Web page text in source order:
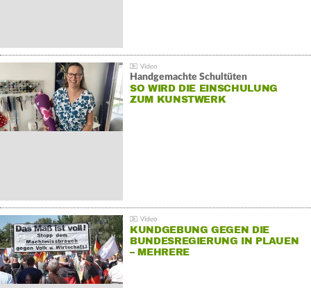
Handgemachte Schultüten
SO WIRD DIE EINSCHULUNG
ZUM KUNSTWERK
KUNDGEBUNG GEGEN DIE
BUNDESREGIERUNG IN PLAUEN
– MEHRERE